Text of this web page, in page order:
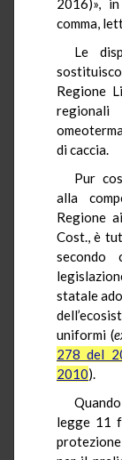
2016)»,
comma,
Le
Regione
di caccia.
Pur
alla
Regione
Cost., è
secondo
statale
uniformi (
278 del
2010).
legge 11